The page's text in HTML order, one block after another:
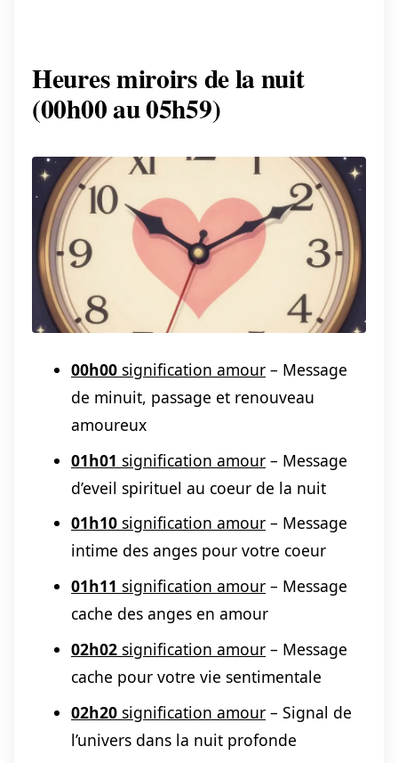
Heures miroirs de la nuit
(00h00 au 05h59)
00h00 signification amour – Message
de minuit, passage et renouveau
amoureux
01h01 signification amour – Message
d’eveil spirituel au coeur de la nuit
01h10 signification amour – Message
intime des anges pour votre coeur
01h11 signification amour – Message
cache des anges en amour
02h02 signification amour – Message
cache pour votre vie sentimentale
02h20 signification amour – Signal de
l’univers dans la nuit profonde